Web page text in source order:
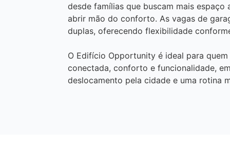
desde famílias que buscam mais
abrir mão do conforto. As vagas de
duplas, oferecendo flexibilidade
O Edifício Opportunity é ideal para
conectada, conforto e funcionalidade,
deslocamento pela cidade e uma rotina